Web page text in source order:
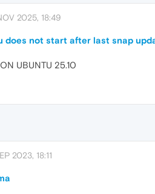
2025, 18:49
does not start after last snap
UBUNTU 25.10
2023, 18:11